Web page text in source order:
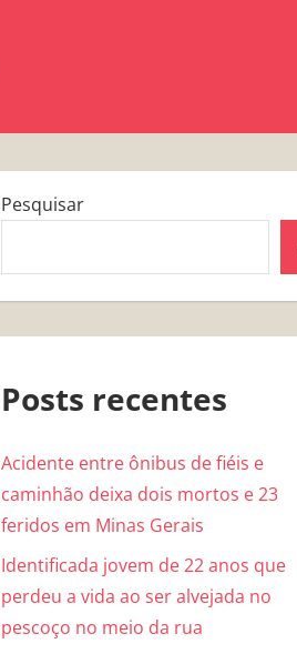
Pesquisar
Posts recentes
Acidente entre ônibus de fiéis e
caminhão deixa dois mortos e 23
feridos em Minas Gerais
Identificada jovem de 22 anos que
perdeu a vida ao ser alvejada no
pescoço no meio da rua